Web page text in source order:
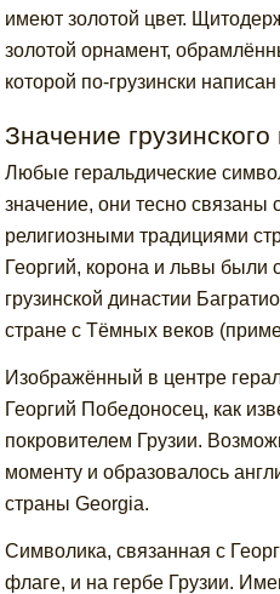
имеют золотой цвет.
золотой орнамент,
которой по-грузински
Значение грузинского
Любые геральдические
значение, они тесно связаны
религиозными традициями
Георгий, корона и львы были
грузинской династии
стране с Тёмных веков
Изображённый в центре
Георгий Победоносец, как
покровителем Грузии.
моменту и образовалось
страны Georgia.
Символика, связанная с
флаге, и на гербе Грузии.